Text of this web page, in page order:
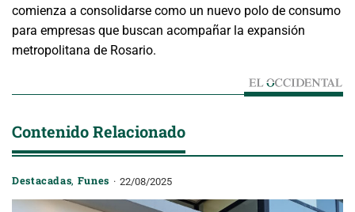
comienza a consolidarse como un nuevo polo de consumo
para empresas que buscan acompañar la expansión
metropolitana de Rosario.
Contenido Relacionado
Destacadas, Funes 22/08/2025